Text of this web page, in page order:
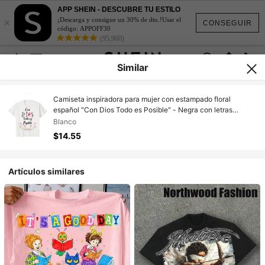
CONSEGUIR
×
APP SHEIN - DESCUBRE TU ESTILO
¡Descarga y consigue un 30% de dto.!Usar el
código: APPOFF30
(95,960)
Similar
Camiseta inspiradora para mujer con estampado floral
español "Con Dios Todo es Posible" - Negra con letras
blancas y flores rosas, cuello redondo, manga corta,
confeccionada en algodón suave, ideal para uso casual,
gimnasio, entrenamientos y looks de primavera/verano, corte
Blanco
$14.55
Artículos similares